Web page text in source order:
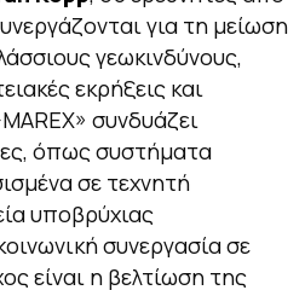
για τη μείωση
γεωκινδύνους,
εκρήξεις και
συνδυάζει
όπως συστήματα
σε τεχνητή
υποβρύχιας
συνεργασία σε
είναι η βελτίωση της